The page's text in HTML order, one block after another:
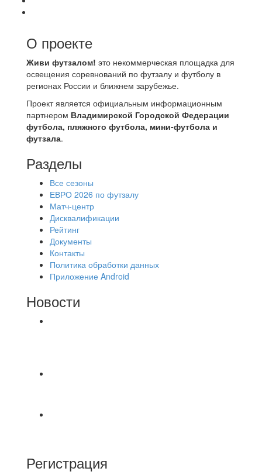
О проекте
Живи футзалом! это некоммерческая площадка для
освещения соревнований по футзалу и футболу в
регионах России и ближнем зарубежье.
Проект является официальным информационным
партнером Владимирской Городской Федерации
футбола, пляжного футбола, мини-футбола и
футзала.
Разделы
Все сезоны
ЕВРО 2026 по футзалу
Матч-центр
Дисквалификации
Рейтинг
Документы
Контакты
Политика обработки данных
Приложение Android
Новости
Регистрация